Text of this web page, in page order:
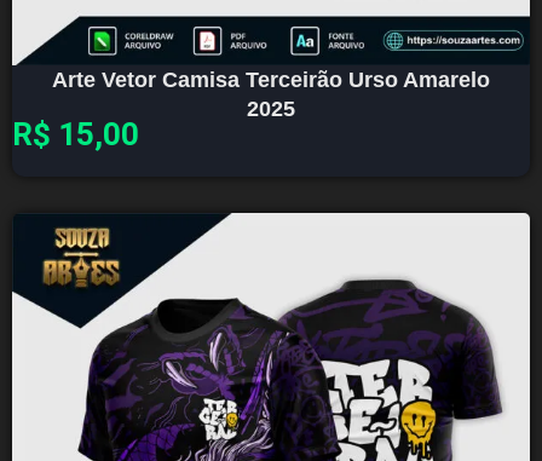
Arte Vetor Camisa Terceirão Urso Amarelo
2025
R$ 15,00